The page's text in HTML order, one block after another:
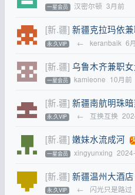
一星会员 汉密尔顿 3月前
[新.疆] 新疆克拉玛依
永.久VIP ← keranbaik 6
[新.疆] 乌鲁木齐兼职
一星会员 kamieone 10月前
[新.疆] 新疆南航明珠
永.久VIP ← 互换互换
[新.疆] 嫩妹水流成河
一星会员 xingyunxing
[新.疆] 新疆温州大酒店
永.久VIP ← 闪光只是路过